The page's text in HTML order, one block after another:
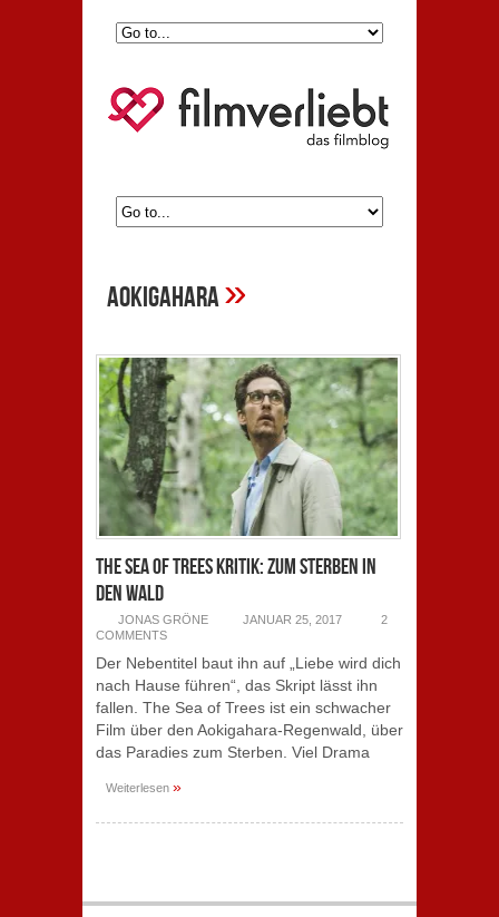
Aokigahara»
The Sea of Trees Kritik: Zum Sterben in
den Wald
JONAS GRÖNE JANUAR 25, 2017
2
COMMENTS
Der Nebentitel baut ihn auf „Liebe wird dich
nach Hause führen“, das Skript lässt ihn
fallen. The Sea of Trees ist ein schwacher
Film über den Aokigahara-Regenwald, über
das Paradies zum Sterben. Viel Drama
Weiterlesen »